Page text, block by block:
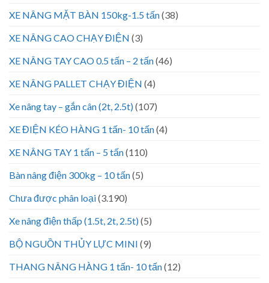
XE NÂNG MẶT BÀN 150kg-1.5 tấn(38)
XE NÂNG CAO CHẠY ĐIỆN (3)
XE NÂNG TAY CAO 0.5 tấn – 2 tấn(46)
XE NÂNG PALLET CHẠY ĐIỆN (4)
Xe nâng tay – gắn cân (2t, 2.5t)(107)
XE ĐIỆN KÉO HÀNG 1 tấn- 10 tấn(4)
XE NÂNG TAY 1 tấn – 5 tấn(110)
Bàn nâng điện 300kg – 10 tấn(5)
Chưa được phân loại(3.190)
Xe nâng điện thấp (1.5t, 2t, 2.5t)(5)
BỘ NGUỒN THỦY LỰC MINI (9)
THANG NÂNG HÀNG 1 tấn- 10 tấn(12)